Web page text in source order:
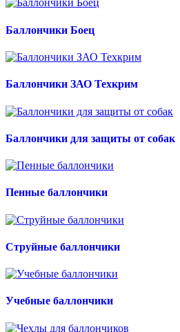
Баллончики Боец
Баллончики ЗАО Техкрим
Баллончики для защиты от собак
Пенные баллончики
Струйные баллончики
Учебные баллончики